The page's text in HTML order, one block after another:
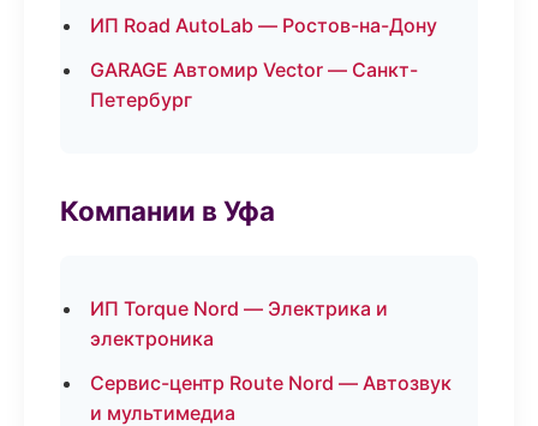
ИП Road AutoLab — Ростов-на-Дону
GARAGE Автомир Vector — Санкт-
Петербург
Компании в Уфа
ИП Torque Nord — Электрика и
электроника
Сервис-центр Route Nord — Автозвук
и мультимедиа